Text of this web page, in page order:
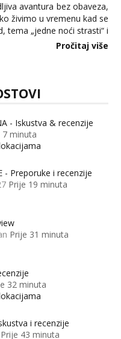
avantura bez obaveza,
živimo u vremenu kad se
tema „jedne noći strasti“ i
misle žene, a što
Pročitaj više
- Iskustva & recenzije
7 minuta
- Preporuke i recenzije
Prije 19 minuta
Prije 31 minuta
32 minuta
i recenzije
Prije 43 minuta